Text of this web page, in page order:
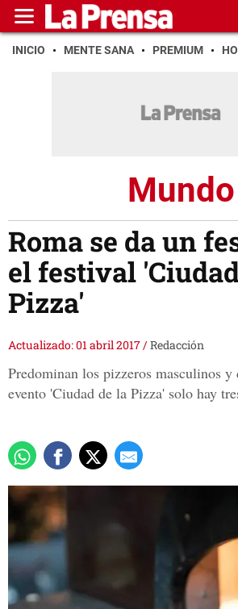
INICIO MENTE SANA PREMIUM
Mundo
Roma se da un
el festival
Pizza'
Actualizado: 01 abril 2017/Redacción
Predominan los pizzeros masculinos y
evento 'Ciudad de la Pizza' solo hay